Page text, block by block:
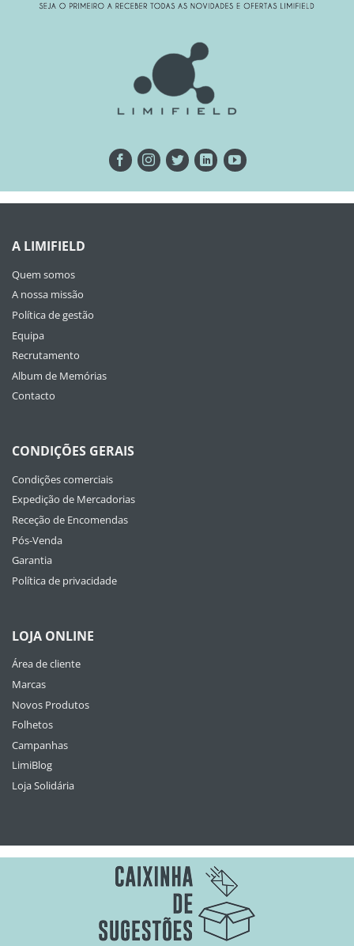
A LIMIFIELD
Quem somos
A nossa missão
Política de gestão
Equipa
Recrutamento
Album de Memórias
Contacto
CONDIÇÕES GERAIS
Condições comerciais
Expedição de Mercadorias
Receção de Encomendas
Pós-Venda
Garantia
Política de privacidade
LOJA ONLINE
Área de cliente
Marcas
Novos Produtos
Folhetos
Campanhas
LimiBlog
Loja Solidária